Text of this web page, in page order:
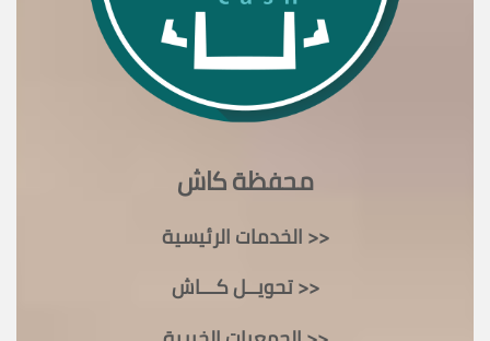
محفظة كاش
الخدمات الرئيسية >>
تحويــل كـــاش >>